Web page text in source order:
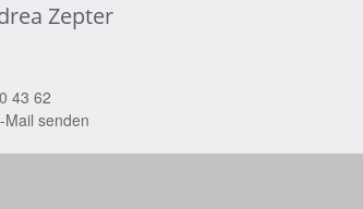
Zepter
43 62
Mail senden